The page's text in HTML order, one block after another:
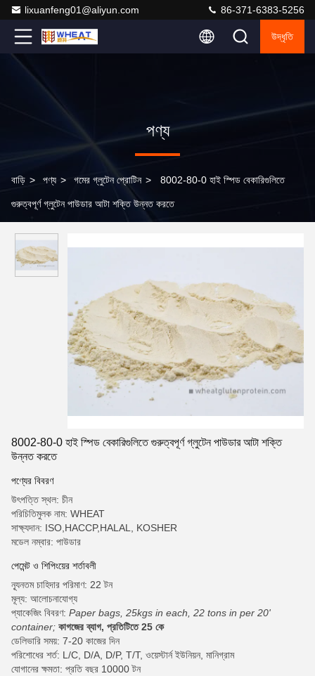
lixuanfeng01@aliyun.com 86-371-6383-5256
উদ্ধৃতি
পণ্য
বাড়ি > পণ্য > গমের গ্লুটেন প্রোটিন > 8002-80-0 হাই স্পিড বেকারিগুলিতে
গুরুত্বপূর্ণ গ্লুটেন পাউডার আটা শক্তি উন্নত করতে
8002-80-0 হাই স্পিড বেকারিগুলিতে গুরুত্বপূর্ণ গ্লুটেন পাউডার আটা শক্তি
উন্নত করতে
পণ্যের বিবরণ
উৎপত্তি স্থল: চীন
পরিচিতিমুলক নাম: WHEAT
সাক্ষ্যদান: ISO,HACCP,HALAL, KOSHER
মডেল নম্বার: পাউডার
পেমেন্ট ও শিপিংয়ের শর্তাবলী
ন্যূনতম চাহিদার পরিমাণ: 22 টন
মূল্য: আলোচনাযোগ্য
প্যাকেজিং বিবরণ: Paper bags, 25kgs in each, 22 tons in per 20'
container; কাগজের ব্যাগ, প্রতিটিতে 25 কে
ডেলিভারি সময়: 7-20 কাজের দিন
পরিশোধের শর্ত: L/C, D/A, D/P, T/T, ওয়েস্টার্ন ইউনিয়ন, মানিগ্রাম
যোগানের ক্ষমতা: প্রতি বছর 10000 টন